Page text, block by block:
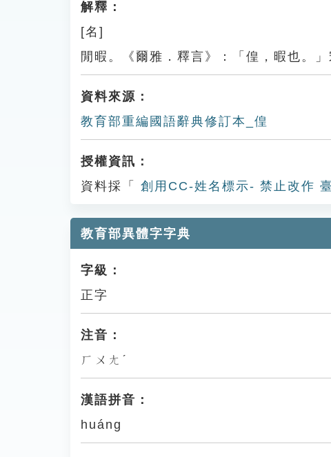
解釋：
[名]
閒暇。《爾雅．釋言》：「偟，暇也。
資料來源：
教育部重編國語辭典修訂本_偟
授權資訊：
資料採「
創用CC-姓名標示- 禁止改作
教育部異體字字典
字級：
正字
注音：
ㄏㄨㄤˊ
漢語拼音：
huáng